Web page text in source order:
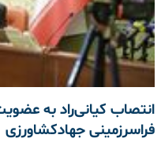
انتصاب کیانی‌راد به
فراسرزمینی جهادکشاورزی